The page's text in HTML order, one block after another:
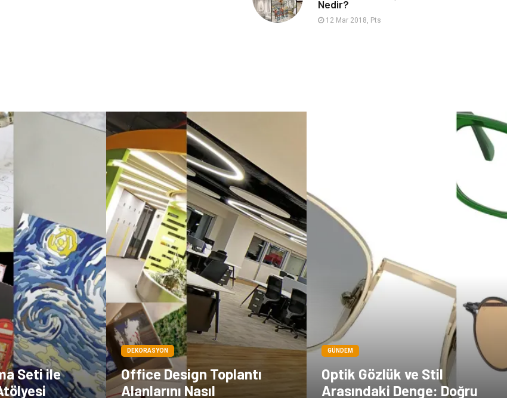
Spor Malzemeleri
Moda
Bakım
Nedir?
12 Mar 2018, Pts
Seti ile
DEKORASYON
Office Design Toplantı
Alanlarını Nasıl
GÜNDEM
Optik Gözlük ve Stil
Arasındaki Denge: Doğru